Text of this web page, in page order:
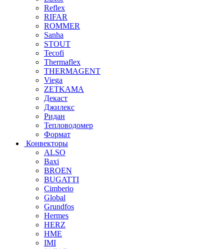
Reflex
RIFAR
ROMMER
Sanha
STOUT
Tecofi
Thermaflex
THERMAGENT
Viega
ZETKAMA
Декаст
Джилекс
Ридан
Тепловодомер
Формат
Конвекторы
ALSO
Baxi
BROEN
BUGATTI
Cimberio
Global
Grundfos
Hermes
HERZ
HME
IMI